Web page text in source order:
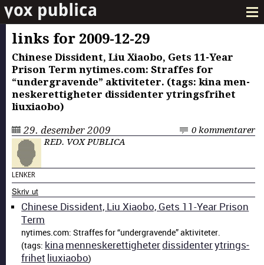
links for 2009-12-29
Chi­nese Dis­si­dent, Liu Xiaobo, Gets 11-Year
Prison Term nytimes.com: Straffes for
“under­gravende” aktiviteter. (tags: kina men­
neskerettigheter dis­si­den­ter ytrings­fri­het
liux­i­aobo)
29. desember 2009
0 kommentarer
RED. VOX PUBLICA
LENKER
Skriv ut
Chi­nese Dis­si­dent, Liu Xiaobo, Gets 11-Year Prison
Term
nytimes.com: Straffes for “under­gravende” aktiviteter.
(tags: kinamen­neskerettigheterdis­si­den­terytrings­
fri­het liux­i­aobo)